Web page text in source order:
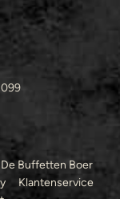
De Buffetten Boer
Klantenservice